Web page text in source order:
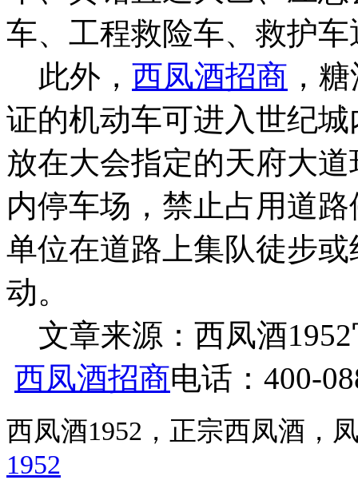
车、工程救险车、救护车
此外， 西凤酒招商 ，
证的机动车可进入世纪
放在大会指定的天府大
内停车场，禁止占用道
单位在道路上集队徒步
动。
文章来源：西凤酒
西凤酒招商电话：400-
西凤酒1952，正宗西凤酒
1952